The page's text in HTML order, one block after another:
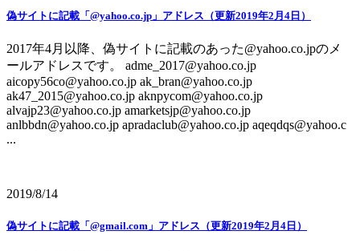
偽サイトに記載「@yahoo.co.jp」アドレス（更新2019年2月4日）
2017年4月以降、偽サイトに記載のあった@yahoo.co.jpのメ
ールアドレスです。 adme_2017@yahoo.co.jp
aicopy56co@yahoo.co.jp ak_bran@yahoo.co.jp
ak47_2015@yahoo.co.jp aknpycom@yahoo.co.jp
alvajp23@yahoo.co.jp amarketsjp@yahoo.co.jp
anlbbdn@yahoo.co.jp apradaclub@yahoo.co.jp aqeqdqs@yahoo.c
...
2019/8/14
偽サイトに記載「@gmail.com」アドレス（更新2019年2月4日）